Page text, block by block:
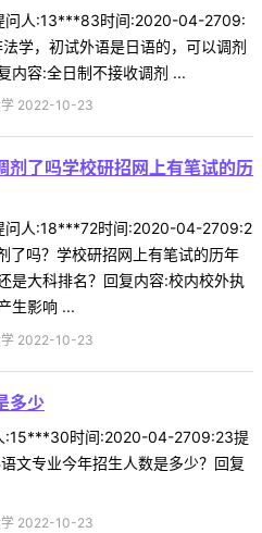
问人:13***83时间:2020-04-2709:
学，初试外语是日语的，可以调剂
内容:全日制不接收调剂 ...
学 2022-10-23
剂了吗学校研招网上有笔试的历
问人:18***72时间:2020-04-2709:2
了吗？学校研招网上有笔试的历年
是大科排名？回复内容:校内校外执
生影响 ...
学 2022-10-23
多少
:15***30时间:2020-04-2709:23提
文专业今年招生人数是多少？回复
学 2022-10-23